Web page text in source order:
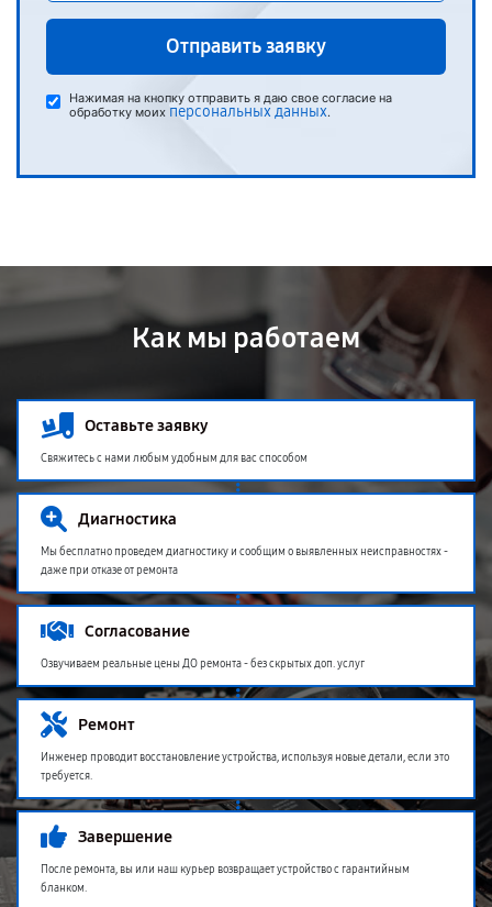
Отправить заявку
Нажимая на кнопку отправить я даю свое согласие на
обработку моих персональных данных.
Как мы работаем
Оставьте заявку
Свяжитесь с нами любым удобным для вас способом
Диагностика
Мы бесплатно проведем диагностику и сообщим о выявленных неисправностях -
даже при отказе от ремонта
Согласование
Озвучиваем реальные цены ДО ремонта - без скрытых доп. услуг
Ремонт
Инженер проводит восстановление устройства, используя новые детали, если это
требуется.
Завершение
После ремонта, вы или наш курьер возвращает устройство с гарантийным
бланком.